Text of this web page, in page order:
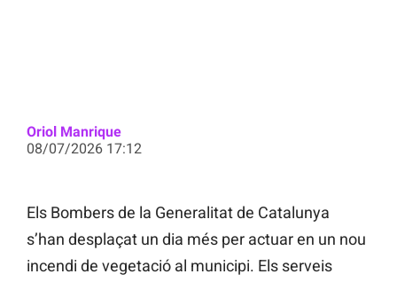
Oriol Manrique
08/07/2026 17:12
Els Bombers de la Generalitat de Catalunya
s’han desplaçat un dia més per actuar en un nou
incendi de vegetació al municipi. Els serveis